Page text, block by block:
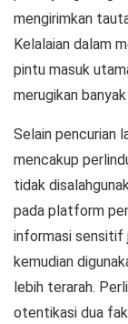
mengirimkan
Kelalaian dalam
pintu masuk
merugikan
Selain pencurian
mencakup
tidak
pada platform
informasi sensitif
kemudian
lebih terarah.
otentikasi dua